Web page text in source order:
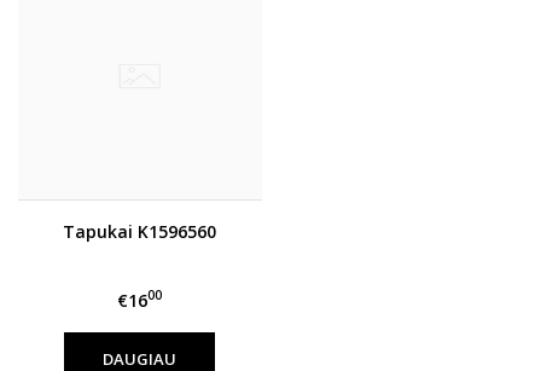
Tapukai K1596560
€1600
DAUGIAU